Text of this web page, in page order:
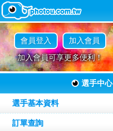
會員登入 加入會員
加入會員可享更多便利！
選手中心
選手基本資料
訂單查詢